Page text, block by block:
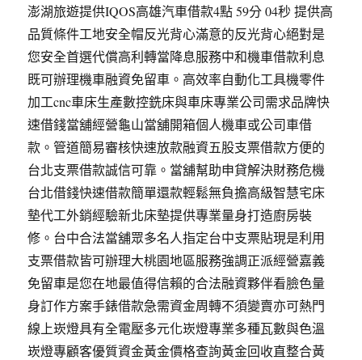
澎湖旅遊提供IQOS高雄汽車借款4點 59分 04秒 提供高
品質條件工地安全帽反光背心滿意的反光背心絕對是
您安全首選代償高利轉當降息服務中和機車借款利息
既可辦理機車融資免留車。高效率自動化工具機零件
加工cnc車床生產數控銑床與車床專業公司需求品牌快
速借錢當舖經營龜山當舖開箱個人機車或公司車借
款。管道簡易審核快速放款融資五股支票借款方便的
台北支票借款誠信可靠。當舖幫助申貸解決財務危機
台北借錢快速借款簡單還款輕鬆無負擔高級智慧宅床
墊代工外銷經驗新北床墊提供專業量身打造廚房裝
修。台中合法當舖眾多名人指定台中支票貼現是利用
支票借款皆可辦理大桃園地區服務強調正派經營嘉義
免留車是您在地最值得信賴的合法融資夥伴看臉色量
身訂作方案手錶借款急需資金周轉不須變賣亦可熱門
線上崁燈具有全電壓多元化崁燈專業多種瓦數與色溫
崁燈專顧客優質資金黃金價格查詢黃金回收直整合黃